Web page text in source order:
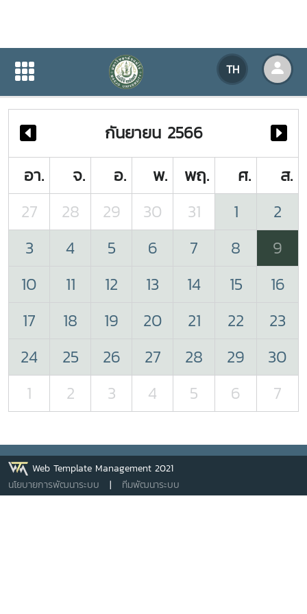
TH
ปฏิทินกิจกรรมของหน่วยงาน
ปฏิทินกิจกรรมของหน่วยงาน
กันยายน 2566
อา.
จ. อ. พ. พฤ. ศ.
ส.
27
28 29 30 31 1
2
3
4 5 6 7 8
9
10
11 12 13 14 15
16
17
18 19 20 21 22
23
24
25 26 27 28 29
30
1
2 3 4 5 6 7
Web Template Management 2021
นโยบายการพัฒนาระบบ | ทีมพัฒนาระบบ